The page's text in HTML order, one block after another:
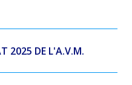
2025 DE L'A.V.M.